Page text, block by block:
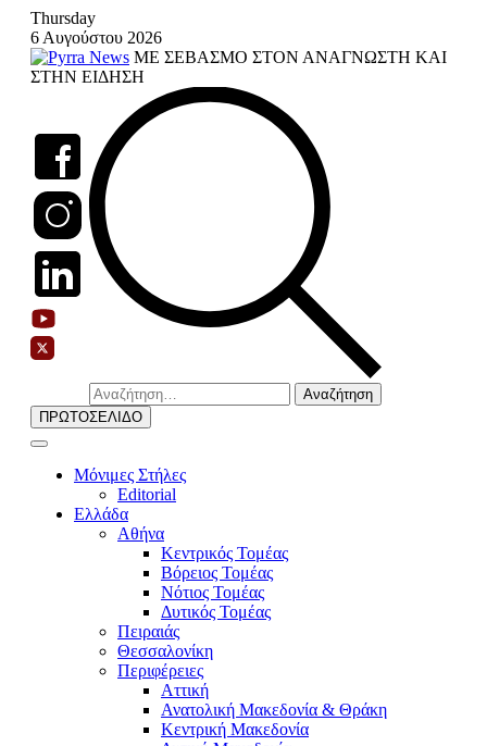
Skip
content
Thursday
6 Αυγούστου 2026
ΜΕ ΣΕΒΑΣΜΟ ΣΤΟΝ ΑΝΑΓΝΩΣΤΗ ΚΑΙ
ΣΤΗΝ ΕΙΔΗΣΗ
Αναζήτηση
για:
ΠΡΩΤΟΣΕΛΙΔΟ
Μόνιμες Στήλες
Editorial
Ελλάδα
Αθήνα
Κεντρικός Τομέας
Βόρειος Τομέας
Νότιος Τομέας
Δυτικός Τομέας
Πειραιάς
Θεσσαλονίκη
Περιφέρειες
Αττική
Ανατολική Μακεδονία & Θράκη
Κεντρική Μακεδονία